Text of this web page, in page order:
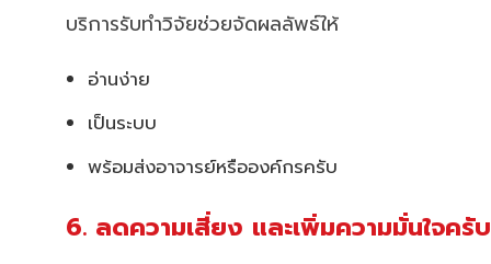
บริการรับทำวิจัยช่วยจัดผลลัพธ์ให้
อ่านง่าย
เป็นระบบ
พร้อมส่งอาจารย์หรือองค์กรครับ
6. ลดความเสี่ยง และเพิ่มความมั่นใจครับ